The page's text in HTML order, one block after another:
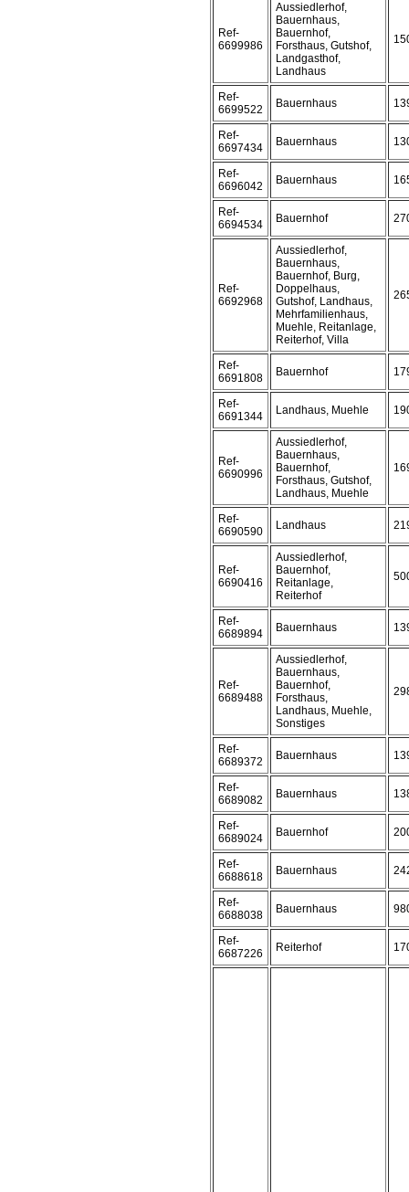
Ref-
6699986
Aussiedlerhof,
Bauernhaus,
Bauernhof,
Forsthaus, Gutshof,
Landgasthof,
Landhaus
Ref-
6699522
Bauernhaus
Ref-
6697434
Bauernhaus
Ref-
6696042
Bauernhaus
Ref-
6694534
Bauernhof
Ref-
6692968
Aussiedlerhof,
Bauernhaus,
Bauernhof, Burg,
Doppelhaus,
Gutshof, Landhaus,
Mehrfamilienhaus,
Muehle, Reitanlage,
Reiterhof, Villa
Ref-
6691808
Bauernhof
Ref-
6691344
Landhaus, Muehle
Ref-
6690996
Aussiedlerhof,
Bauernhaus,
Bauernhof,
Forsthaus, Gutshof,
Landhaus, Muehle
Ref-
6690590
Landhaus
Ref-
6690416
Aussiedlerhof,
Bauernhof,
Reitanlage,
Reiterhof
Ref-
6689894
Bauernhaus
Ref-
6689488
Aussiedlerhof,
Bauernhaus,
Bauernhof,
Forsthaus,
Landhaus, Muehle,
Sonstiges
Ref-
6689372
Bauernhaus
Ref-
6689082
Bauernhaus
Ref-
6689024
Bauernhof
Ref-
6688618
Bauernhaus
Ref-
6688038
Bauernhaus
Ref-
6687226
Reiterhof